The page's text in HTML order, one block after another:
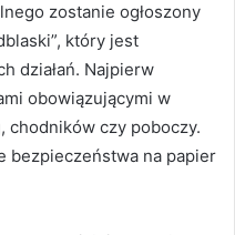
zostanie ogłoszony
który jest
działań. Najpierw
obowiązującymi w
chodników czy poboczy.
bezpieczeństwa na papier